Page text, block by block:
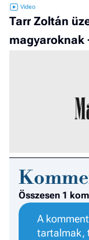
Tarr Zoltán
magyaroknak
Összesen 1
A
tartalmak,